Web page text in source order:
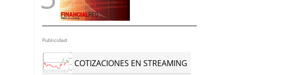
Publicidad
COTIZACIONES EN STREAMING